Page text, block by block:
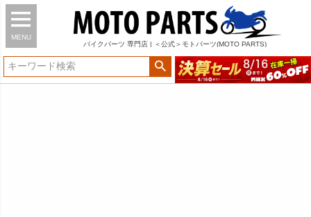
MENU
バイク パーツ 専門店 | ＜公式＞モトパーツ(MOTO PARTS)